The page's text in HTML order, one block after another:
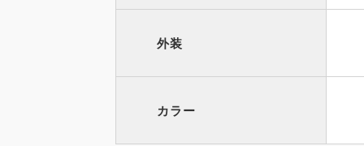
外装
カラー